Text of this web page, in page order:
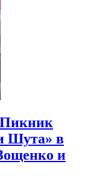
Шута» в
и